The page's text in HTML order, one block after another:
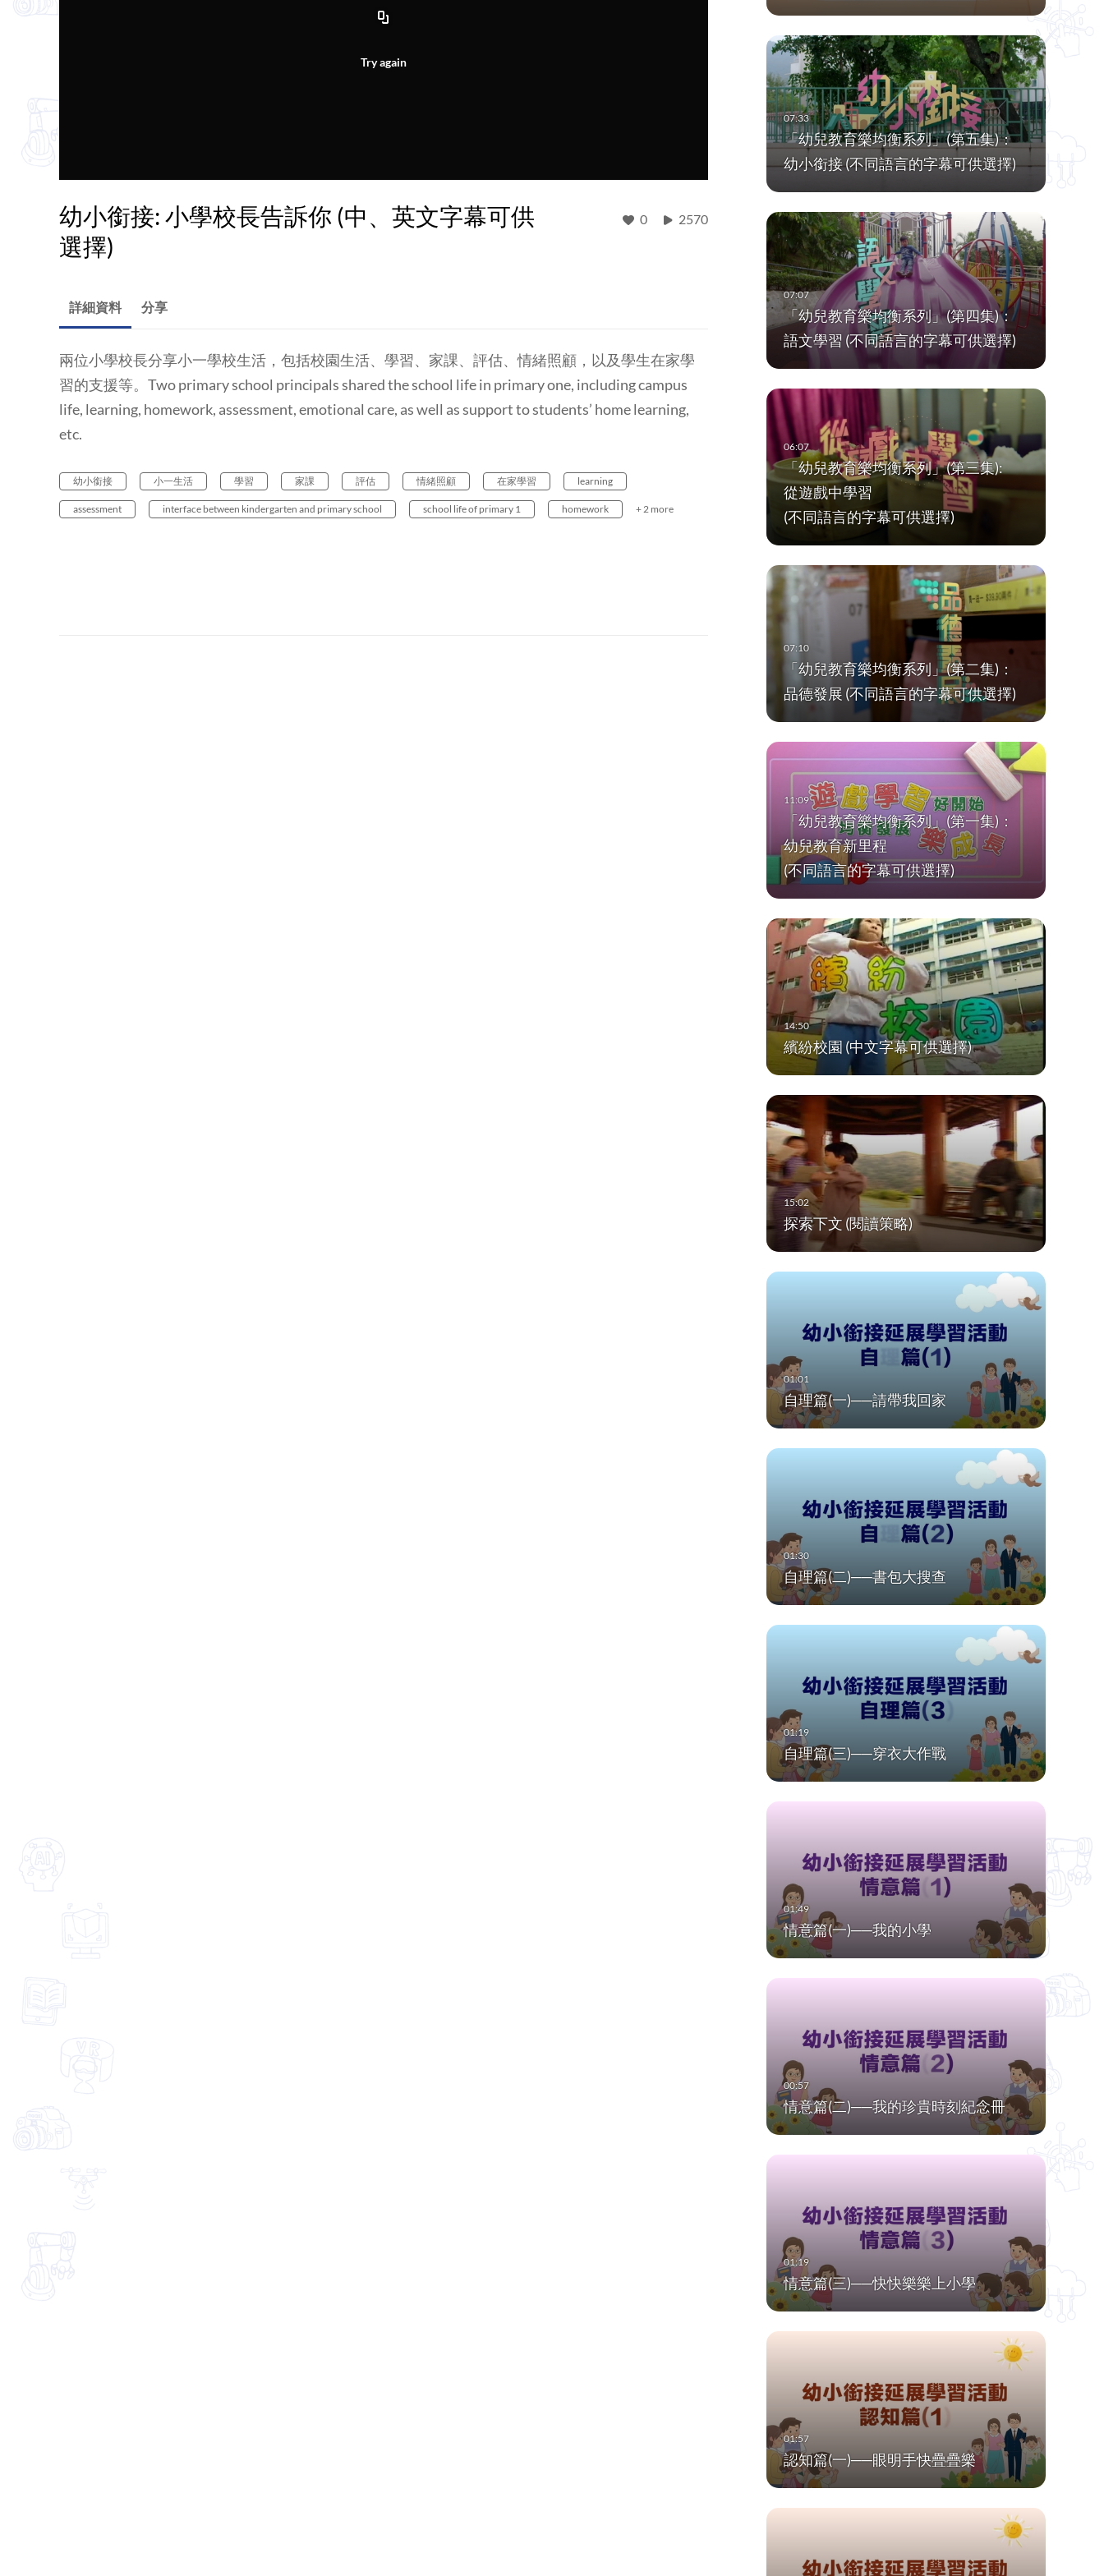
Try again
幼小銜接: 小學校長告訴你 (中、英文字幕可供
選擇)
0 2570
「幼兒教育樂均衡系列」(第五集)：
幼小銜接 (不同語言的字幕可供選擇)
「幼兒教育樂均衡系列」(第四集)：
語文學習 (不同語言的字幕可供選擇)
「幼兒教育樂均衡系列」(第三集):
從遊戲中學習
(不同語言的字幕可供選擇)
「幼兒教育樂均衡系列」(第二集)：
品德發展 (不同語言的字幕可供選擇)
「幼兒教育樂均衡系列」(第一集)：
幼兒教育新里程
(不同語言的字幕可供選擇)
繽紛校園 (中文字幕可供選擇)
探索下文 (閱讀策略)
自理篇(一)──請帶我回家
自理篇(二)──書包大搜查
自理篇(三)──穿衣大作戰
情意篇(一)──我的小學
情意篇(二)──我的珍貴時刻紀念冊
情意篇(三)──快快樂樂上小學
認知篇(一)──眼明手快疊疊樂
詳細資料 分享
兩位小學校長分享小一學校生活，包括校園生活、學習、家課、評估、情緒照顧，以及學生在家學
習的支援等。Two primary school principals shared the school life in primary one, including campus
life, learning, homework, assessment, emotional care, as well as support to students’ home learning,
etc.
幼小銜接 小一生活 學習 家課 評估 情緒照顧 在家學習 learning
assessment interface between kindergarten and primary school school life of primary 1 homework + 2 more